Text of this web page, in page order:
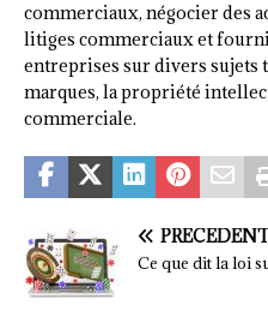
commerciaux, négocier des
litiges commerciaux et
entreprises sur divers sujets
marques, la propriété
commerciale.
Ce que dit la loi